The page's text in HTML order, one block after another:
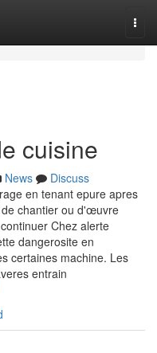
cuisine
News
Discuss
en tenant epure apres
chantier ou d'œuvre
Chez alerte
dangerosite en
certaines machine. Les
entrain